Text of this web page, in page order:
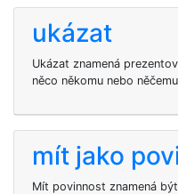
ukázat
Ukázat znamená
něco někomu nebo
mít jako
Mít povinnost znamená